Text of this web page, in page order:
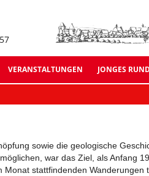
VERANSTALTUNGEN JONGES
AUSGABE 09
AUSGABE 08
sowie die geologische
war das Ziel, als Anfang
stattfindenden